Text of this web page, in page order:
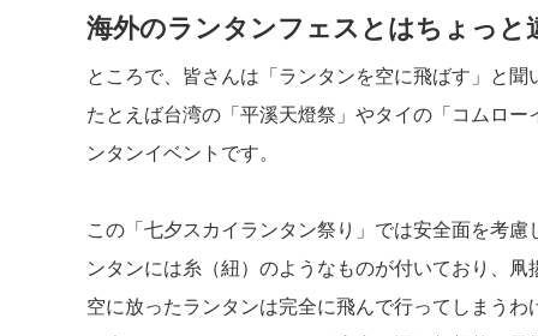
海外のランタンフェスとはちょっと
ところで、皆さんは「ランタンを空に飛ばす」と
たとえば台湾の「平溪天燈祭」やタイの「コムロ
ンタンイベントです。
この「七夕スカイランタン祭り」では安全面を考
ンタンには糸（紐）のようなものが付いており、
空に放ったランタンは完全に飛んで行ってしまう